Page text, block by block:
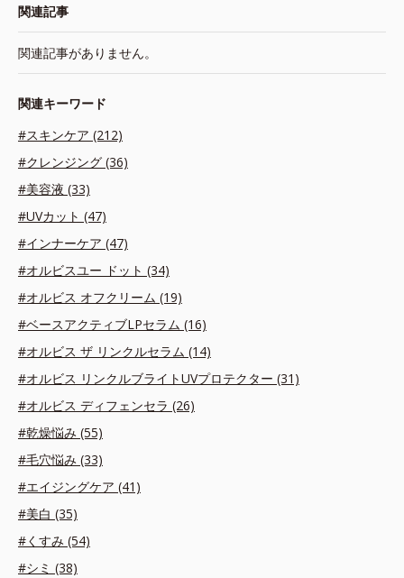
関連記事
関連記事がありません。
関連キーワード
#スキンケア (212)
#クレンジング (36)
#美容液 (33)
#UVカット (47)
#インナーケア (47)
#オルビスユー ドット (34)
#オルビス オフクリーム (19)
#ベースアクティブLPセラム (16)
#オルビス ザ リンクルセラム (14)
#オルビス リンクルブライトUVプロテクター (31)
#オルビス ディフェンセラ (26)
#乾燥悩み (55)
#毛穴悩み (33)
#エイジングケア (41)
#美白 (35)
#くすみ (54)
#シミ (38)